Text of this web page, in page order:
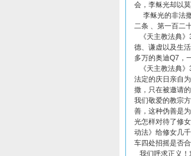
会，李稣光却以
李稣光的非法撤
二条 、第一百二
《天主教法典》
德、谦虚以及生
多万的奥迪Q7，
《天主教法典》
法定的庆日亲自
撒，只在被邀请
我们敬爱的教宗
善，这种伪善是
光怎样对待了修
动法》给修女几
车四处招摇是否合
我们呼求正义！